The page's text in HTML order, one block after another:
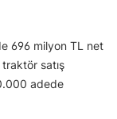
696 milyon TL net
traktör satış
adede